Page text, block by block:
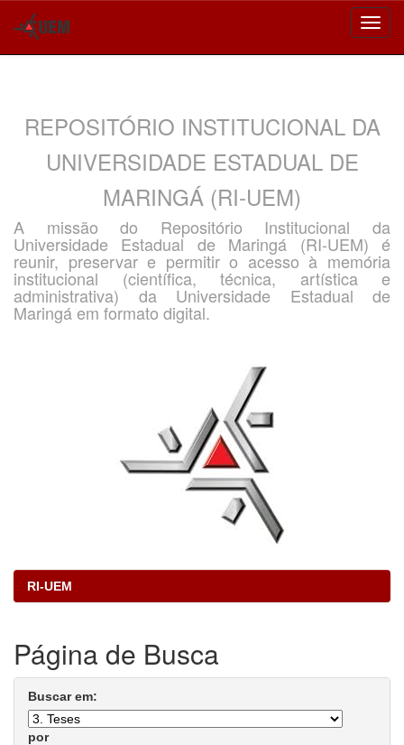
REPOSITÓRIO INSTITUCIONAL DA
UNIVERSIDADE ESTADUAL DE
MARINGÁ (RI-UEM)
A missão do Repositório Institucional da
Universidade Estadual de Maringá (RI-UEM) é
reunir, preservar e permitir o acesso à memória
institucional (científica, técnica, artística e
administrativa) da Universidade Estadual de
Maringá em formato digital.
RI-UEM
Página de Busca
Buscar em:
por